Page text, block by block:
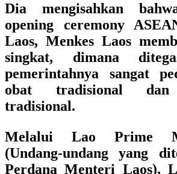
Dia mengisahkan
opening ceremony
Laos, Menkes Laos
singkat, dimana
pemerintahnya sangat
obat tradisional dan
tradisional.
Melalui Lao Prime
(Undang-undang yang
Perdana Menteri Laos),